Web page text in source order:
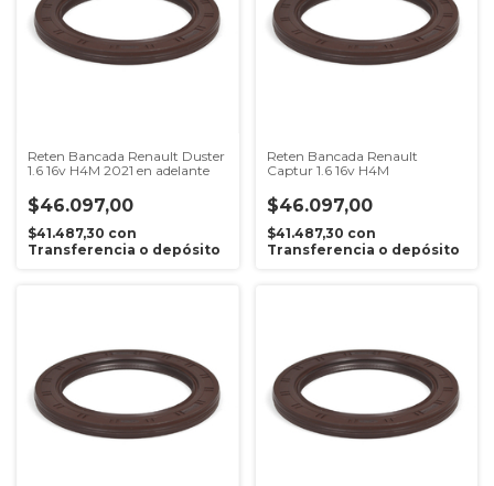
Reten Bancada Renault Duster
1.6 16v H4M 2021 en adelante
$46.097,00
$41.487,30 con
Transferencia o depósito
Reten Bancada Renault
Captur 1.6 16v H4M
$46.097,00
$41.487,30 con
Transferencia o depósito